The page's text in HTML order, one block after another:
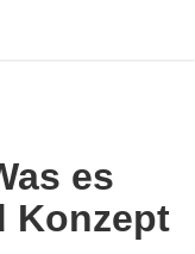
es
Konzept